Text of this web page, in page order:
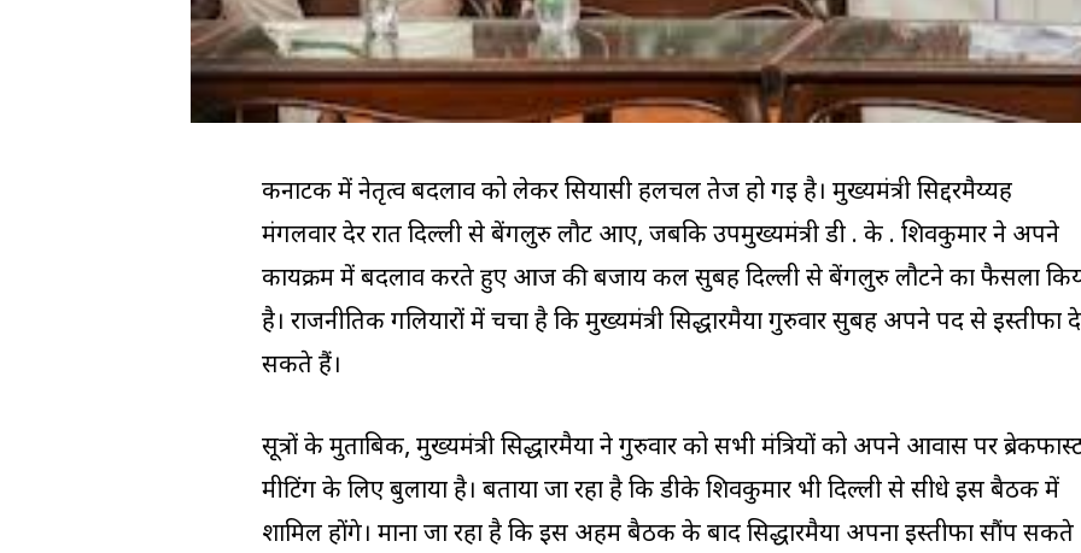
कर्नाटक में नेतृत्व बदलाव को लेकर सियासी हलचल तेज हो गई है। मुख्यमंत्री सिद्दरमैय्यह
मंगलवार देर रात दिल्ली से बेंगलुरु लौट आए, जबकि उपमुख्यमंत्री डी . के . शिवकुमार ने अपने
कार्यक्रम में बदलाव करते हुए आज की बजाय कल सुबह दिल्ली से बेंगलुरु लौटने का फैसला
है। राजनीतिक गलियारों में चर्चा है कि मुख्यमंत्री सिद्धारमैया गुरुवार सुबह अपने पद से इस्तीफा दे
सकते हैं।
सूत्रों के मुताबिक, मुख्यमंत्री सिद्धारमैया ने गुरुवार को सभी मंत्रियों को अपने आवास पर
मीटिंग के लिए बुलाया है। बताया जा रहा है कि डीके शिवकुमार भी दिल्ली से सीधे इस बैठक में
शामिल होंगे। माना जा रहा है कि इस अहम बैठक के बाद सिद्धारमैया अपना इस्तीफा सौंप सकते